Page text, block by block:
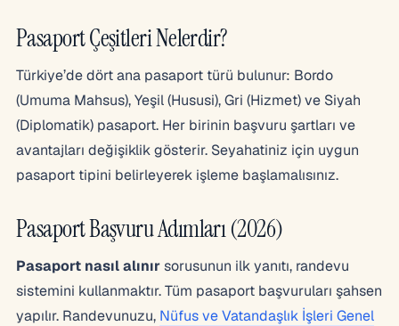
Pasaport Çeşitleri Nelerdir?
Türkiye’de dört ana pasaport türü bulunur: Bordo
(Umuma Mahsus), Yeşil (Hususi), Gri (Hizmet) ve Siyah
(Diplomatik) pasaport. Her birinin başvuru şartları ve
avantajları değişiklik gösterir. Seyahatiniz için uygun
pasaport tipini belirleyerek işleme başlamalısınız.
Pasaport Başvuru Adımları (2026)
Pasaport nasıl alınırsorusunun ilk yanıtı, randevu
sistemini kullanmaktır. Tüm pasaport başvuruları şahsen
yapılır. Randevunuzu, Nüfus ve Vatandaşlık İşleri Genel